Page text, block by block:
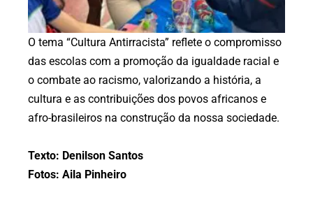
O tema “Cultura Antirracista” reflete o compromisso
das escolas com a promoção da igualdade racial e
o combate ao racismo, valorizando a história, a
cultura e as contribuições dos povos africanos e
afro-brasileiros na construção da nossa sociedade.
Texto: Denilson Santos
Fotos: Aila Pinheiro